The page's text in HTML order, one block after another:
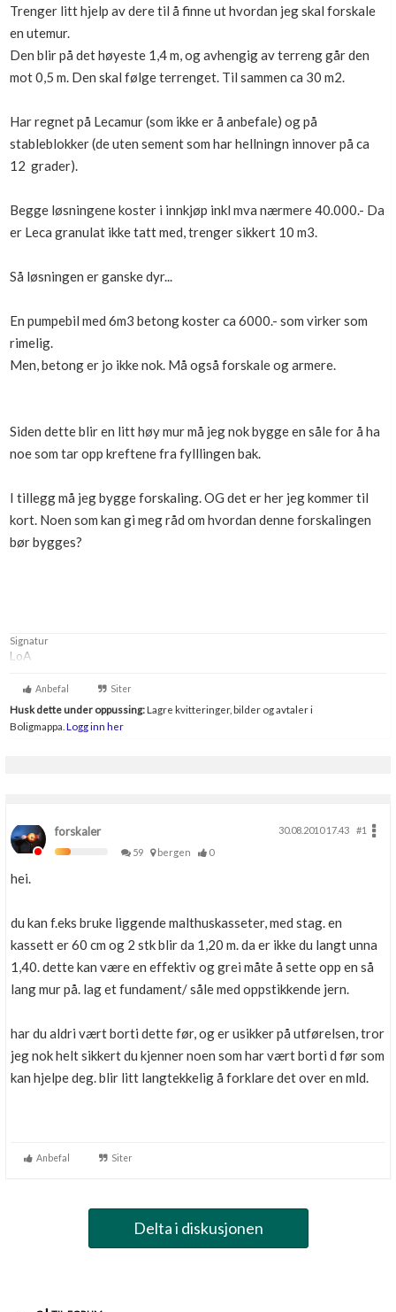
Boligmappa+
Få mer ut av Boligmappa
Trenger litt hjelp av dere til å finne ut hvordan jeg skal forskale
en utemur.
Den blir på det høyeste 1,4 m, og avhengig av terreng går den
mot 0,5 m. Den skal følge terrenget. Til sammen ca 30 m2.
Har regnet på Lecamur (som ikke er å anbefale) og på
stableblokker (de uten sement som har hellningn innover på ca
12 grader).
Begge løsningene koster i innkjøp inkl mva nærmere 40.000.- Da
er Leca granulat ikke tatt med, trenger sikkert 10 m3.
Så løsningen er ganske dyr...
En pumpebil med 6m3 betong koster ca 6000.- som virker som
rimelig.
Men, betong er jo ikke nok. Må også forskale og armere.
Siden dette blir en litt høy mur må jeg nok bygge en såle for å ha
noe som tar opp kreftene fra fylllingen bak.
I tillegg må jeg bygge forskaling. OG det er her jeg kommer til
kort. Noen som kan gi meg råd om hvordan denne forskalingen
bør bygges?
Signatur
LoA
Anbefal Siter
Husk dette under oppussing:Lagre kvitteringer, bilder og avtaler i
Boligmappa. Logg inn her
forskaler 30.08.2010 17.43
#1
59
bergen 0
hei.
du kan f.eks bruke liggende malthuskasseter, med stag. en
kassett er 60 cm og 2 stk blir da 1,20 m. da er ikke du langt unna
1,40. dette kan være en effektiv og grei måte å sette opp en så
lang mur på. lag et fundament/ såle med oppstikkende jern.
har du aldri vært borti dette før, og er usikker på utførelsen, tror
jeg nok helt sikkert du kjenner noen som har vært borti d før som
kan hjelpe deg. blir litt langtekkelig å forklare det over en mld.
Anbefal Siter
Delta i diskusjonen